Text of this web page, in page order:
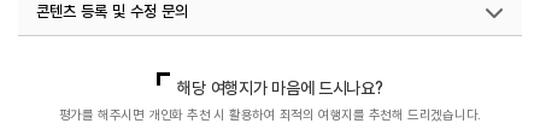
콘텐츠 등록 및 수정 문의
해당 여행지가 마음에 드시나요?
평가를 해주시면 개인화 추천 시 활용하여 최적의 여행지를 추천해 드리겠습니다.